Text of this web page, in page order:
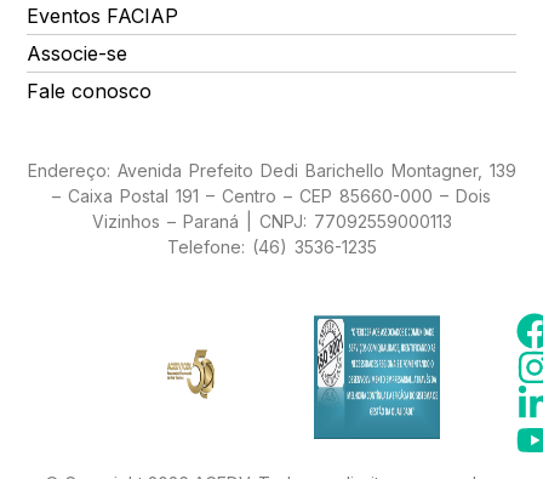
Eventos FACIAP
Associe-se
Fale conosco
Endereço: Avenida Prefeito Dedi Barichello Montagner, 139
– Caixa Postal 191 – Centro – CEP 85660-000 – Dois
Vizinhos – Paraná | CNPJ: 77092559000113
Telefone: (46) 3536-1235